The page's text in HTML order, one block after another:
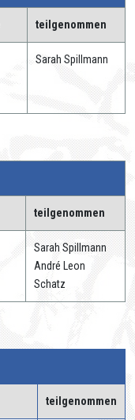
teilgenommen
Sarah Spillmann
teilgenommen
Sarah Spillmann
André Leon
Schatz
teilgenommen